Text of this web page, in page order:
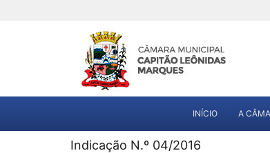
INÍCIO A
Indicação N.º 04/2016